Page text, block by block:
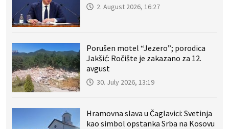
2. August 2026, 16:27
Porušen motel “Jezero”; porodica
Jakšić: Ročište je zakazano za 12.
avgust
30. July 2026, 13:19
Hramovna slava u Čaglavici: Svetinja
kao simbol opstanka Srba na Kosovu